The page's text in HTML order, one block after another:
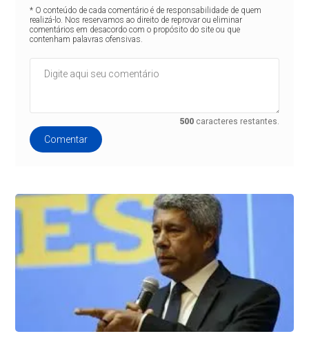
* O conteúdo de cada comentário é de responsabilidade de quem
realizá-lo. Nos reservamos ao direito de reprovar ou eliminar
comentários em desacordo com o propósito do site ou que
contenham palavras ofensivas.
500 caracteres restantes.
Comentar